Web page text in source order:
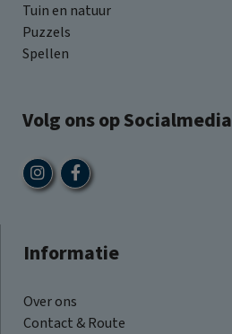
Tuin en natuur
Puzzels
Spellen
Volg ons op Socialmedia
Informatie
Over ons
Contact & Route